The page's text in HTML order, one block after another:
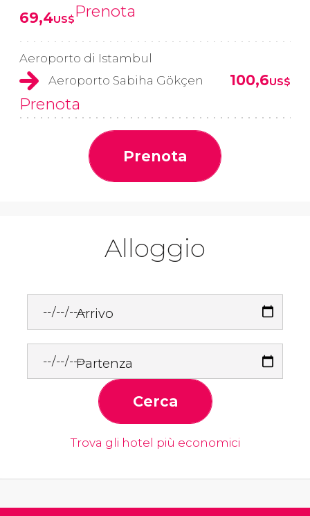
69,4US$Prenota
Aeroporto di Istambul
Aeroporto Sabiha Gökçen
100,6US$
Prenota
Prenota
Alloggio
Arrivo
Partenza
Cerca
Trova gli hotel più economici